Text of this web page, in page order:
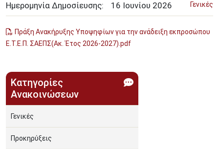
Γενικές
Ημερομηνία Δημοσίευσης: 16 Ιουνίου 2026
Πράξη Ανακήρυξης Υποψηφίων για την ανάδειξη εκπροσώπου
Ε.Τ.Ε.Π. ΣΑΕΠΣ(Ακ. Έτος 2026-2027).pdf
Κατηγορίες
Ανακοινώσεων
Γενικές
Προκηρύξεις